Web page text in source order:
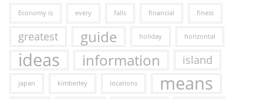
Economy is every falls financial finest
greatest guide holiday horizontal
ideas information island
japan kimberley locations means